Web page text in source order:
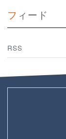
フィード
RSS